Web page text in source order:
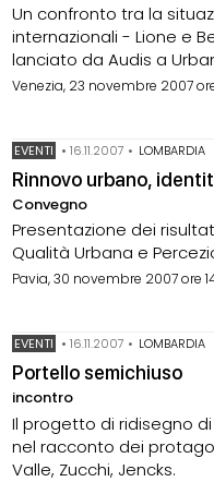
Un confronto tra la
internazionali - Lione e
lanciato da Audis a
Venezia, 23 novembre 2007
EVENTI •16.11.2007 • LOMBARDIA
Rinnovo urbano,
Convegno
Presentazione dei
Qualità Urbana e
Pavia, 30 novembre 2007 ore
EVENTI •16.11.2007 • LOMBARDIA
Portello semichiuso
incontro
Il progetto di ridisegno
nel racconto dei
Valle, Zucchi, Jencks.